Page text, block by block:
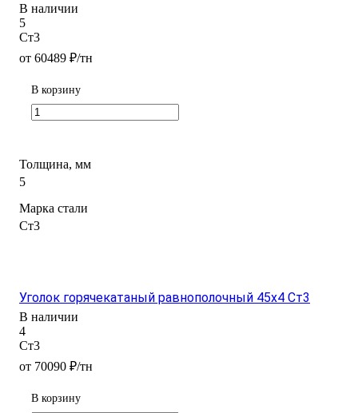
В наличии
5
Ст3
от 60489 ₽/тн
В корзину
Толщина, мм
5
Марка стали
Ст3
Уголок горячекатаный равнополочный 45х4 Ст3
В наличии
4
Ст3
от 70090 ₽/тн
В корзину